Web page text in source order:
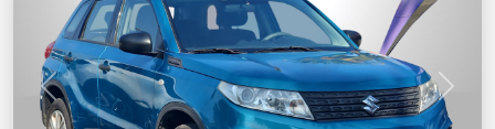
Previous Next